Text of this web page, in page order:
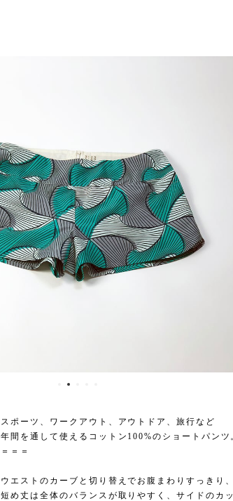
スポーツ、ワークアウト、アウトドア、旅行など
年間を通して使えるコットン100%のショートパンツ
＝＝＝
ウエストのカーブと切り替えでお腹まわりすっきり、
短め丈は全体のバランスが取りやすく、サイドのカ